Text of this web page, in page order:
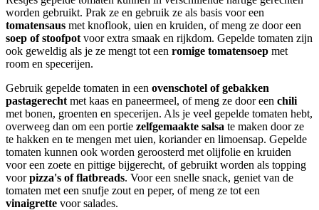
worden gebruikt. Prak ze en gebruik ze als basis voor een
tomatensaus met knoflook, uien en kruiden, of meng ze door een
soep of stoofpot voor extra smaak en rijkdom. Gepelde tomaten zijn
ook geweldig als je ze mengt tot een romige tomatensoep met
room en specerijen.
Gebruik gepelde tomaten in een ovenschotel of gebakken
pastagerecht met kaas en paneermeel, of meng ze door een chili
met bonen, groenten en specerijen. Als je veel gepelde tomaten hebt,
overweeg dan om een portie zelfgemaakte salsa te maken door ze
te hakken en te mengen met uien, koriander en limoensap. Gepelde
tomaten kunnen ook worden geroosterd met olijfolie en kruiden
voor een zoete en pittige bijgerecht, of gebruikt worden als topping
voorpizza's of flatbreads. Voor een snelle snack, geniet van de
tomaten met een snufje zout en peper, of meng ze tot een
vinaigrette voor salades.